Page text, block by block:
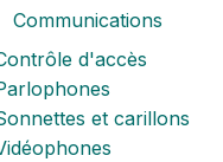
Communications
d'accès
et carillons